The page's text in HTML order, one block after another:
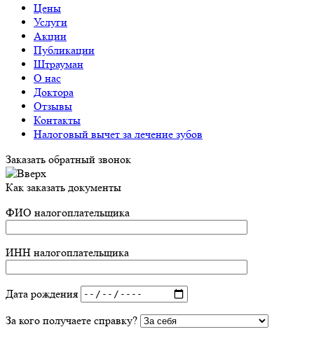
Цены
Услуги
Акции
Публикации
Штрауман
О нас
Доктора
Отзывы
Контакты
Налоговый вычет за лечение зубов
Заказать обратный звонок
Как заказать документы
ФИО налогоплательщика
ИНН налогоплательщика
Дата рождения
За кого получаете справку?